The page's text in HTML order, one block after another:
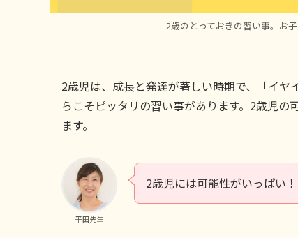
2歳のとっておきの習い事。お
2歳児は、成長と発達が著しい時期で、「イ
らこそピッタリの習い事があります。2歳児
ます。
平田先生
2歳児には可能性がいっぱい